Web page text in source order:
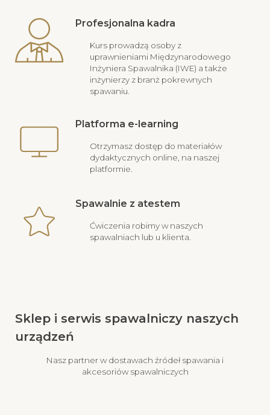
Profesjonalna kadra
Kurs prowadzą osoby z
uprawnieniami Międzynarodowego
Inżyniera Spawalnika (IWE) a także
inżynierzy z branż pokrewnych
spawaniu.
Platforma e-learning
Otrzymasz dostęp do materiałów
dydaktycznych online, na naszej
platformie.
Spawalnie z atestem
Ćwiczenia robimy w naszych
spawalniach lub u klienta.
Sklep i serwis spawalniczy naszych
urządzeń
Nasz partner w dostawach źródeł spawania i
akcesoriów spawalniczych